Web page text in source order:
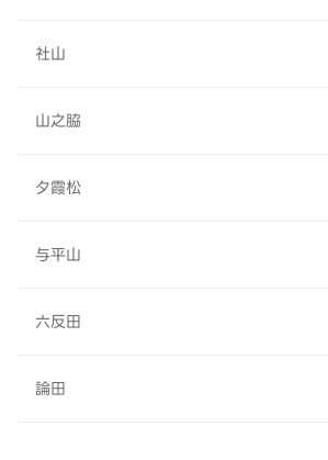
社山
山之脇
夕霞松
与平山
六反田
論田